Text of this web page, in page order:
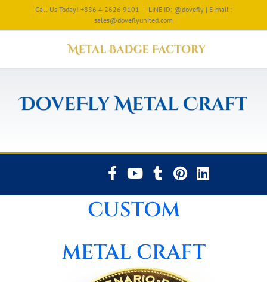
Call Us Today! +886 4 2626 9101 | LINE ID: @dovefly | E-mail :
sales@doveflyunited.com
CUSTOM
METAL CRAFT